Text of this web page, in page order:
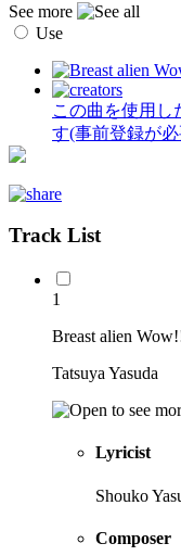
See more
Use
この曲を使用し
す(事前登録が
Track List
1
Breast alien
Tatsuya Yasuda
Lyricist
Shouko
Composer